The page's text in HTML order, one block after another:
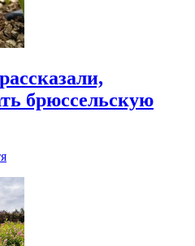
брюссельскую